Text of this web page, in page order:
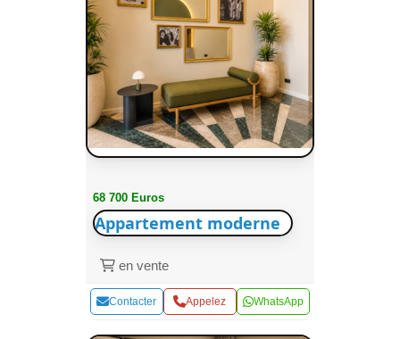
68 700 Euros
Appartement moderne
en vente
Contacter Appelez WhatsApp